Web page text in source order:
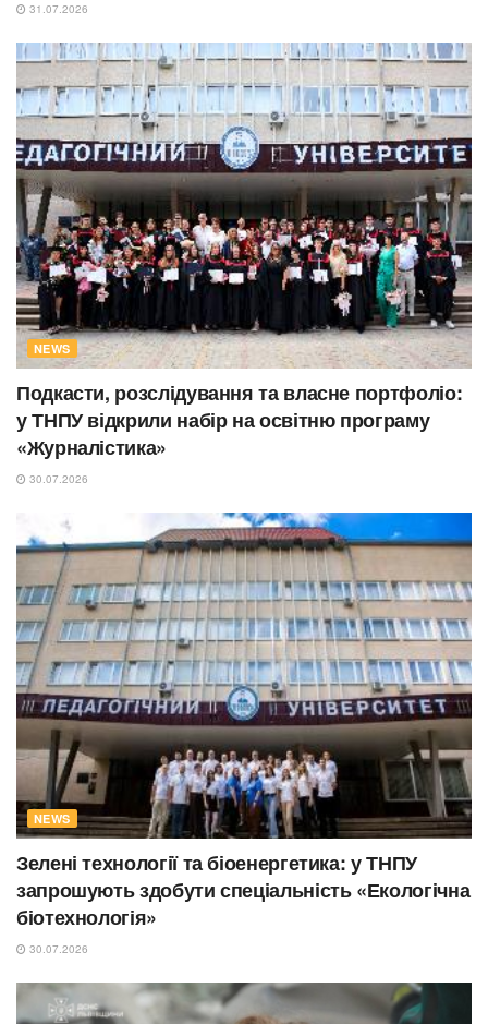
31.07.2026
NEWS
Подкасти, розслідування та власне портфоліо:
у ТНПУ відкрили набір на освітню програму
«Журналістика»
30.07.2026
NEWS
Зелені технології та біоенергетика: у ТНПУ
запрошують здобути спеціальність «Екологічна
біотехнологія»
30.07.2026